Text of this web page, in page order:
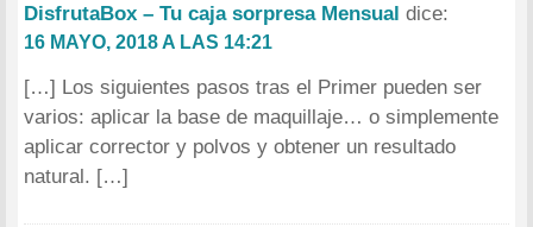
DisfrutaBox – Tu caja sorpresa Mensual dice:
16 MAYO, 2018 A LAS 14:21
[…] Los siguientes pasos tras el Primer pueden ser
varios: aplicar la base de maquillaje… o simplemente
aplicar corrector y polvos y obtener un resultado
natural. […]